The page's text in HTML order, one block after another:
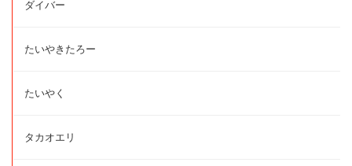
ダイバー
たいやきたろー
たいやく
タカオエリ